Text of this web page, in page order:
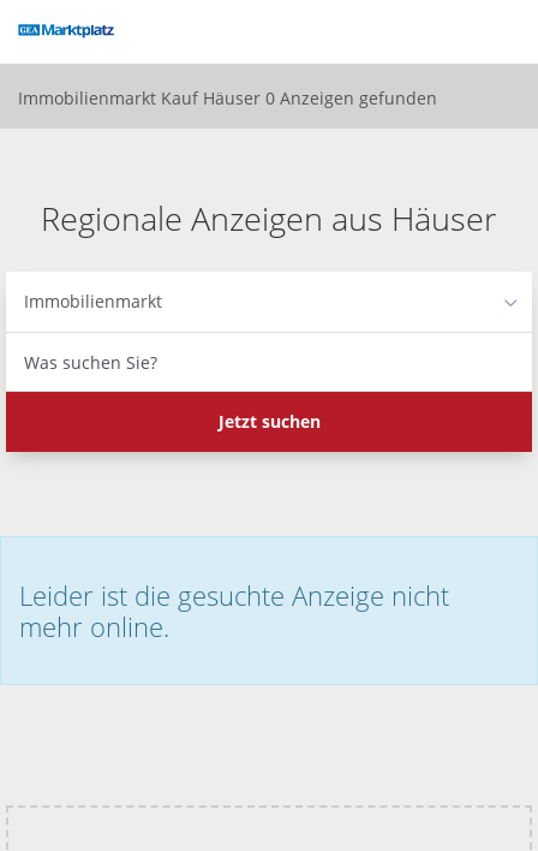
Modus
aktivieren
zurImmobilienmarkt Kauf Häuser 0 Anzeigen gefunden
Regionale Anzeigen aus Häuser
Immobilienmarkt
suchen
Sie?
Jetzt suchen
Leider ist die gesuchte Anzeige nicht
mehr online.